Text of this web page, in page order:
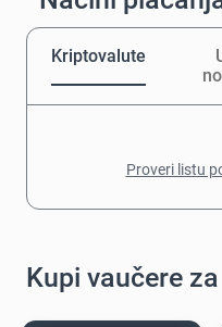
Kriptovalute
Proveri listu
Kupi vaučere